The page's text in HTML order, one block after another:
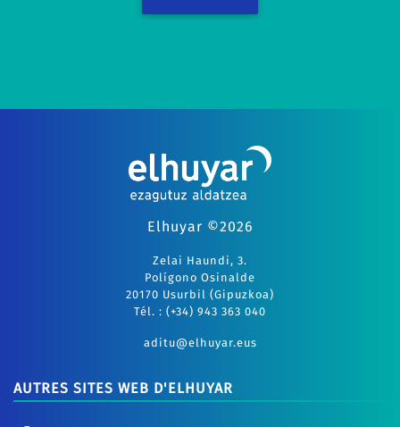
Elhuyar ©2026
Zelai Haundi, 3.
Polígono Osinalde
20170 Usurbil (Gipuzkoa)
Tél. : (+34) 943 363 040
aditu@elhuyar.eus
AUTRES SITES WEB D'ELHUYAR